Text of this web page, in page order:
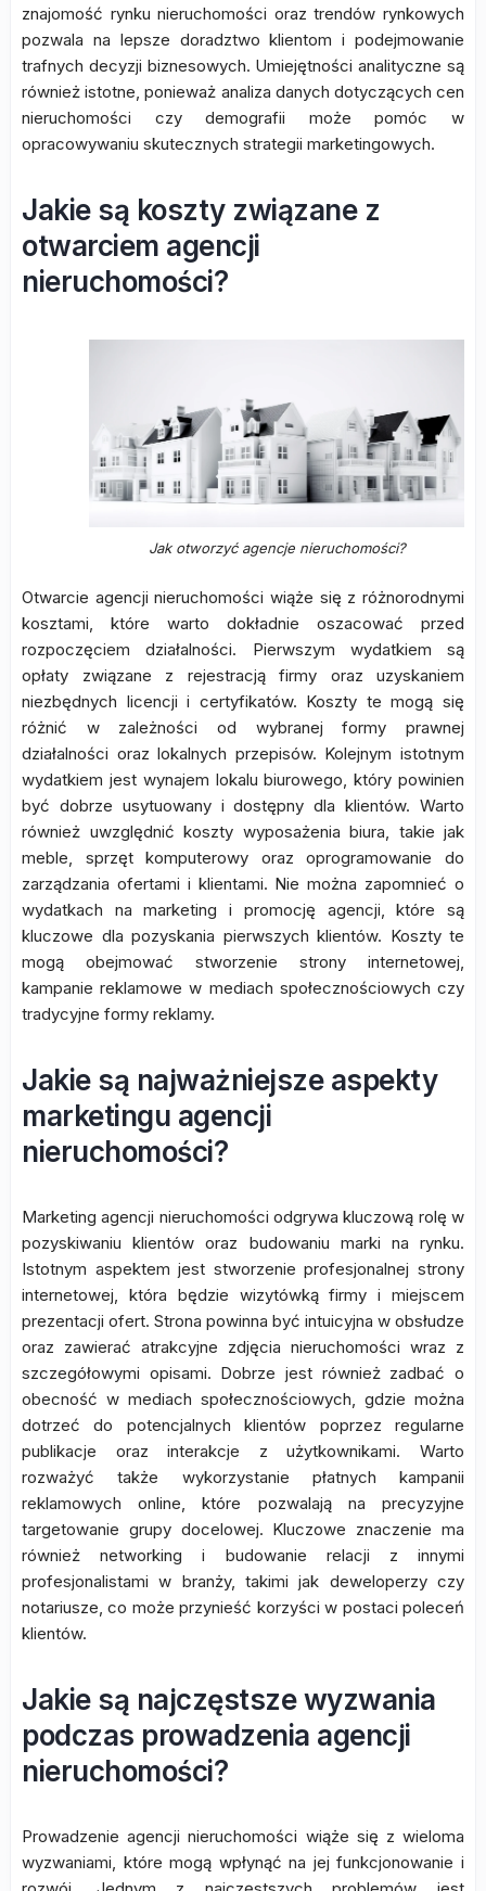
znajomość rynku nieruchomości oraz trendów rynkowych
pozwala na lepsze doradztwo klientom i podejmowanie
trafnych decyzji biznesowych. Umiejętności analityczne są
również istotne, ponieważ analiza danych dotyczących cen
nieruchomości czy demografii może pomóc w
opracowywaniu skutecznych strategii marketingowych.
Jakie są koszty związane z
otwarciem agencji
nieruchomości?
Jak otworzyć agencje nieruchomości?
Otwarcie agencji nieruchomości wiąże się z różnorodnymi
kosztami, które warto dokładnie oszacować przed
rozpoczęciem działalności. Pierwszym wydatkiem są
opłaty związane z rejestracją firmy oraz uzyskaniem
niezbędnych licencji i certyfikatów. Koszty te mogą się
różnić w zależności od wybranej formy prawnej
działalności oraz lokalnych przepisów. Kolejnym istotnym
wydatkiem jest wynajem lokalu biurowego, który powinien
być dobrze usytuowany i dostępny dla klientów. Warto
również uwzględnić koszty wyposażenia biura, takie jak
meble, sprzęt komputerowy oraz oprogramowanie do
zarządzania ofertami i klientami. Nie można zapomnieć o
wydatkach na marketing i promocję agencji, które są
kluczowe dla pozyskania pierwszych klientów. Koszty te
mogą obejmować stworzenie strony internetowej,
kampanie reklamowe w mediach społecznościowych czy
tradycyjne formy reklamy.
Jakie są najważniejsze aspekty
marketingu agencji
nieruchomości?
Marketing agencji nieruchomości odgrywa kluczową rolę w
pozyskiwaniu klientów oraz budowaniu marki na rynku.
Istotnym aspektem jest stworzenie profesjonalnej strony
internetowej, która będzie wizytówką firmy i miejscem
prezentacji ofert. Strona powinna być intuicyjna w obsłudze
oraz zawierać atrakcyjne zdjęcia nieruchomości wraz z
szczegółowymi opisami. Dobrze jest również zadbać o
obecność w mediach społecznościowych, gdzie można
dotrzeć do potencjalnych klientów poprzez regularne
publikacje oraz interakcje z użytkownikami. Warto
rozważyć także wykorzystanie płatnych kampanii
reklamowych online, które pozwalają na precyzyjne
targetowanie grupy docelowej. Kluczowe znaczenie ma
również networking i budowanie relacji z innymi
profesjonalistami w branży, takimi jak deweloperzy czy
notariusze, co może przynieść korzyści w postaci poleceń
klientów.
Jakie są najczęstsze wyzwania
podczas prowadzenia agencji
nieruchomości?
Prowadzenie agencji nieruchomości wiąże się z wieloma
wyzwaniami, które mogą wpłynąć na jej funkcjonowanie i